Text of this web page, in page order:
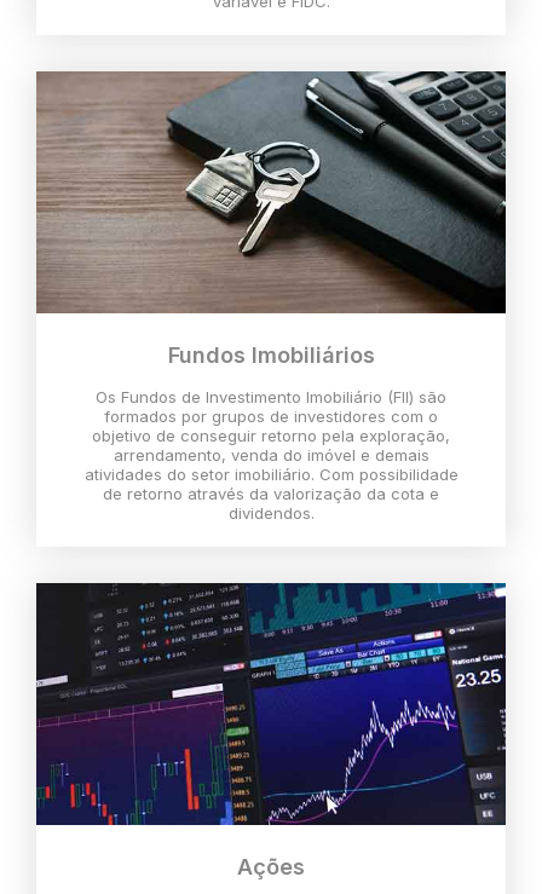
Fundos Imobiliários
Os Fundos de Investimento Imobiliário (FII) são
formados por grupos de investidores com o
objetivo de conseguir retorno pela exploração,
arrendamento, venda do imóvel e demais
atividades do setor imobiliário. Com possibilidade
de retorno através da valorização da cota e
dividendos.
Ações